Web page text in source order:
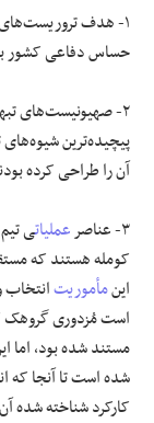
مقالات ۱- هدف تروریست‌های وابسته به رژیم صهیونیستی،
حساس دفاعی کشور
۲- صهیونیست‌های
پیچیده‌ترین
آن را طراحی کرده
۳- عناصر عملیاتی
کومله هستند که
اینمأموریتانتخاب
است مُزدوری گروهک
مستند شده بود، اما
شده است تا آنجا که
کارکرد شناخته شده